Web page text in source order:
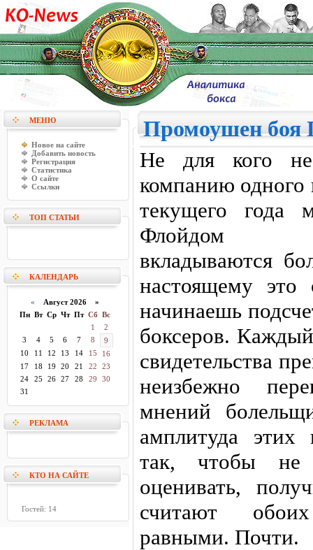
МЕНЮ
Новое на сайте
Добавить новость
Регистрация
Статистика
О сайте
Ссылки
ТОП СТАТЬИ
КАЛЕНДАРЬ
« Август 2026 »
Пн Вт Ср Чт Пт Сб Вс
1
2
3
4 5 6 7 8
9
10
11 12 13 14 15
16
17
18 19 20 21 22
23
24
25 26 27 28 29
30
31
РЕКЛАМА
КТО НА САЙТЕ
Гостей: 14
Промоушен боя
Не для кого
компанию
текущего
Флойдом
вкладываются
настоящему это
начинаешь
боксеров.
свидетельства
неизбежно
мнений
амплитуда этих
так, чтобы не
оценивать,
считают
равными. Почти.